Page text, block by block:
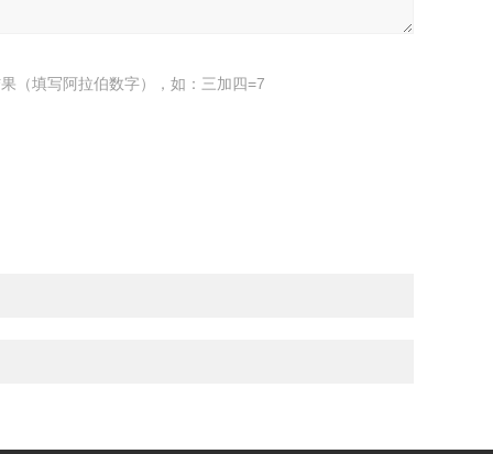
（填写阿拉伯数字），如：三加四=7